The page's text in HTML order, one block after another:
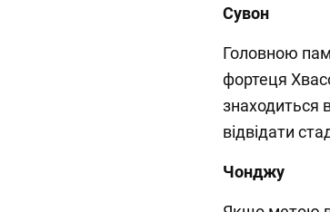
Сувон
Головною
фортеця
знаходиться
відвідати
Чонджу